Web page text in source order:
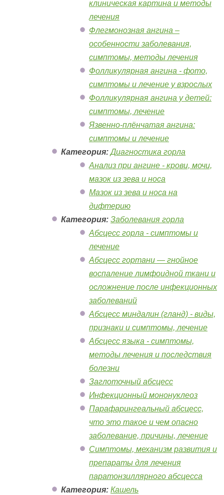
клиническая картина и методы
лечения
Флегмонозная ангина –
особенности заболевания,
симптомы, методы лечения
Фолликулярная ангина - фото,
симптомы и лечение у взрослых
Фолликулярная ангина у детей:
симптомы, лечение
Язвенно-плёнчатая ангина:
симптомы и лечение
Категория: Диагностика горла
Анализ при ангине - крови, мочи,
мазок из зева и носа
Мазок из зева и носа на
дифтерию
Категория: Заболевания горла
Абсцесс горла - симптомы и
лечение
Абсцесс гортани — гнойное
воспаление лимфоидной ткани и
осложнение после инфекционных
заболеваний
Абсцесс миндалин (гланд) - виды,
признаки и симптомы, лечение
Абсцесс языка - симптомы,
методы лечения и последствия
болезни
Заглоточный абсцесс
Инфекционный мононуклеоз
Парафарингеальный абсцесс,
что это такое и чем опасно
заболевание, причины, лечение
Симптомы, механизм развития и
препараты для лечения
паратонзиллярного абсцесса
Категория: Кашель